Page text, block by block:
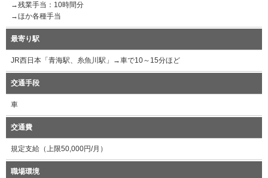
→残業手当：10時間分
→ほか各種手当
最寄り駅
JR西日本「青海駅、糸魚川駅」→車で10～15分ほど
交通手段
車
交通費
規定支給（上限50,000円/月）
職場環境